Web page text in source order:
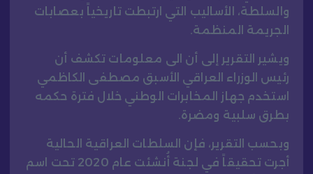
والسلطة، الأساليب التي ارتبطت تاريخياً بعصابات
الجريمة المنظمة.
ويشير التقرير إلى أن الى معلومات تكشف أن
رئيس الوزراء العراقي الأسبق مصطفى الكاظمي
استخدم جهاز المخابرات الوطني خلال فترة حكمه
بطرق سلبية ومضرة.
وبحسب التقرير، فإن السلطات العراقية الحالية
أجرت تحقيقاً في لجنة أُنشئت عام 2020 تحت اسم